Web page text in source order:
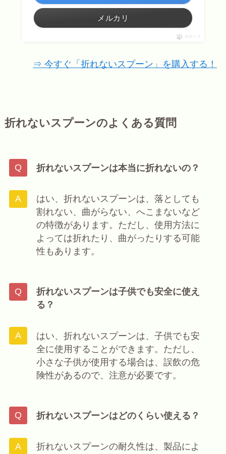
メルカリ
ポチップ
⇒ 今すぐ「折れないスプーン」を購入する！
折れないスプーンのよくある質問
折れないスプーンは本当に折れないの？
はい、折れないスプーンは、落としても
割れない、曲がらない、へこまないなど
の特徴があります。ただし、使用方法に
よっては折れたり、曲がったりする可能
性もあります。
折れないスプーンは子供でも安全に使え
る？
はい、折れないスプーンは、子供でも安
全に使用することができます。ただし、
小さな子供が使用する場合は、誤飲の危
険性があるので、注意が必要です。
折れないスプーンはどのくらい使える？
折れないスプーンの耐久性は、製品によ